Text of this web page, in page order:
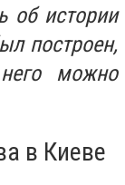
об истории
построен,
можно
в Киеве